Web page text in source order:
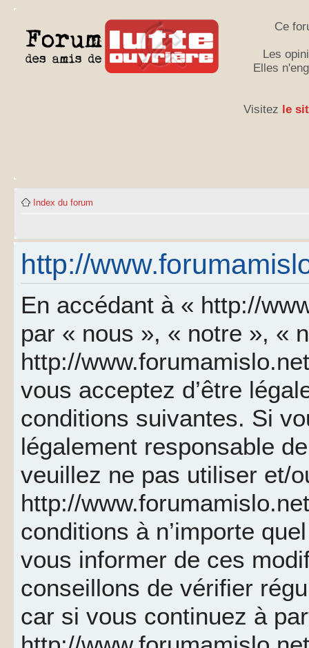
Ce
Les
Elles
Visitez le
Index du forum
http://
En accédant à « http://
par « nous », « notre », «
http://
vous acceptez d’être
conditions suivantes. Si
légalement responsable
veuillez ne pas utiliser et/
http://
conditions à n’importe
vous informer de ces
conseillons de vérifier
car si vous continuez à